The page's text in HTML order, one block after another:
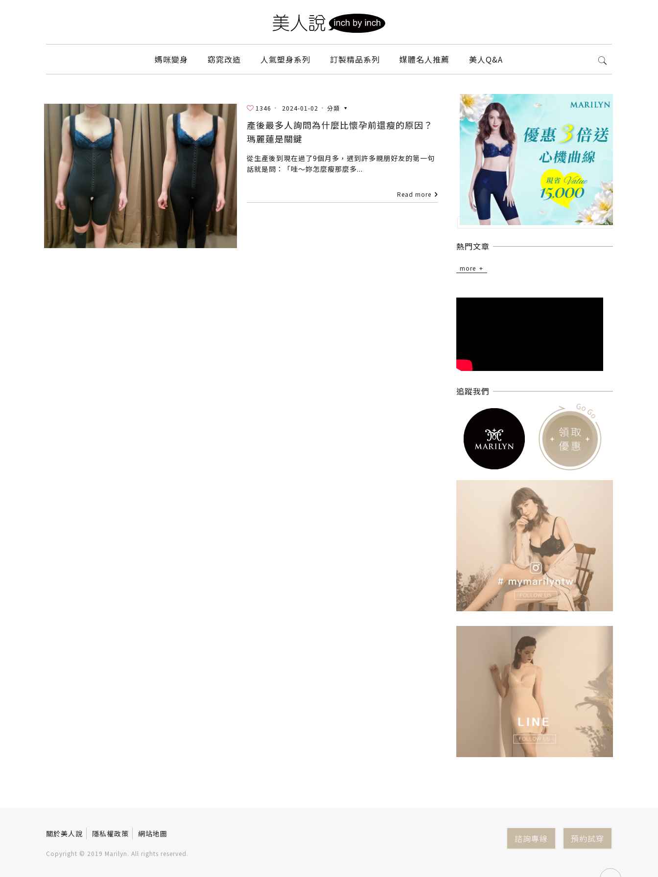
媽咪變身 窈窕改造 人氣塑身系列 訂製精品系列 媒體名人推薦 美人Q&A
1346 2024-01-02 分類
產後最多人詢問為什麼比懷孕前還瘦的原因？
瑪麗蓮是關鍵
從生產後到現在過了9個月多，遇到許多親朋好友的第一句
話就是問：「哇～妳怎麼瘦那麼多...
Read more
熱門文章
more
追蹤我們
關於美人說 隱私權政策 網站地圖
Copyright © 2019 Marilyn. All rights reserved.
諮詢專線 預約試穿